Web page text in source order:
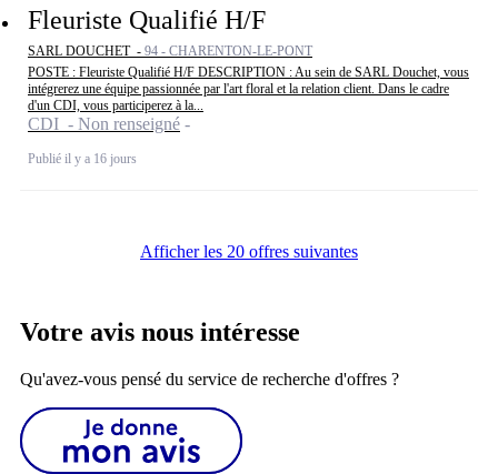
Fleuriste Qualifié H/F
SARL DOUCHET - 94 - CHARENTON-LE-PONT
POSTE : Fleuriste Qualifié H/F DESCRIPTION : Au sein de SARL Douchet, vous
intégrerez une équipe passionnée par l'art floral et la relation client. Dans le cadre
d'un CDI, vous participerez à la...
CDI - Non renseigné
Publié il y a 16 jours
Afficher les 20 offres suivantes
Votre avis nous intéresse
Qu'avez-vous pensé du service de recherche d'offres ?